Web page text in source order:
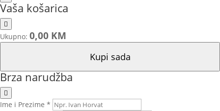
Vaša košarica
Ukupno: 0,00 KM
Kupi sada
Brza narudžba
Ime i Prezime *